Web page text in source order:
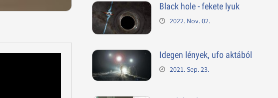
Black hole - fekete lyuk
2022. Nov. 02.
Idegen lények, ufo aktából
2021. Sep. 23.